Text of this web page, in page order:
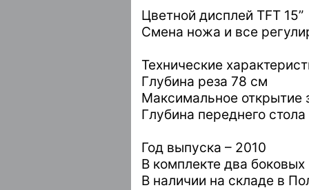
Цветной дисплей TFT 15”
Смена ножа и все
Технические
Глубина реза 78 см
Максимальное открытие
Глубина переднего
Год выпуска – 2010
В комплекте два боковых
В наличии на складе в